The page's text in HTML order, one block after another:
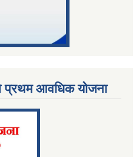
प्रथम आवधिक योजना